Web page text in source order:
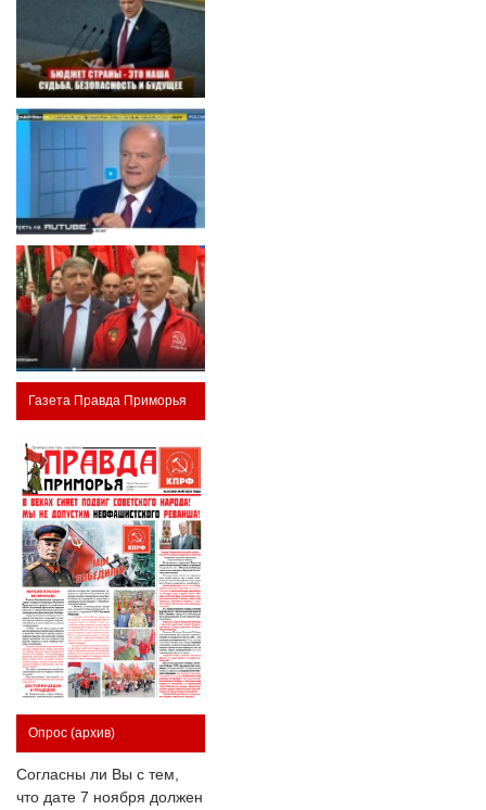
Газета Правда Приморья
Опрос (архив)
Согласны ли Вы с тем,
что дате 7 ноября должен